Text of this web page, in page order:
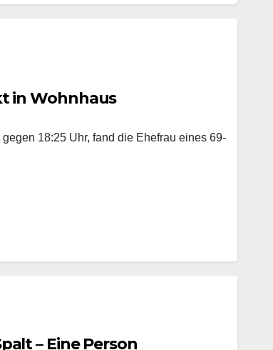
in Wohnhaus
18:25 Uhr, fand die Ehefrau eines 69-
– Eine Person